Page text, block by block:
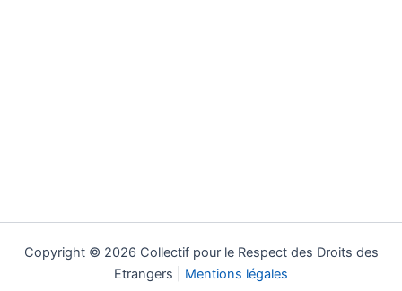
Copyright © 2026 Collectif pour le Respect des Droits des
Etrangers | Mentions légales